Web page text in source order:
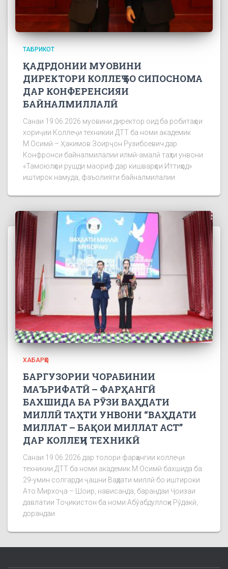
ТАБРИКОТ
ҚАДРДОНИИ МУОВИНИ
ДИРЕКТОРИ КОЛЛЕҶ БО СИПОСНОМА
ДАР КОНФЕРЕНСИЯИ
БАЙНАЛМИЛЛАЛӢ
Санаи 19.06.2026 муовини директор оид ба робитаҳои
хориҷии Коллеҷи техникии ДТТ ба номи академик
М.Осимӣ – Ҳакимов Зоирҷон Рузибоевич дар
Конфронси байналмилалии илмӣ-амалӣ таҳти унвони
«Тамоюлҳои рушди маориф дар кишварҳои Иттиҳод»
иштирок намуда, фаъолияти байналмилалии
ХАБАРҲО
БАРГУЗОРИИ ЧОРАБИНИИ
МАЪРИФАТӢ – ФАРҲАНГӢ
БАХШИДА БА РӮЗИ ВАҲДАТИ
МИЛЛӢ ТАҲТИ УНВОНИ “ВАҲДАТИ
МИЛЛАТ – БАҚОИ МИЛЛАТ АСТ”
ДАР КОЛЛЕҶИ ТЕХНИКӢ
Санаи 19.06.2026 дар толори фарҳангии коллеҷи
техникии ДТТ ба номи академик М.Осимӣ бахшида ба
29-умин солгарди ҷашни Ваҳдати миллӣ бо иштироки
Ато Мирхоҷа – Шоир, нависанда, барандаи Ҷоизаи
давлатии Тоҷикистон ба номи Абӯабдуллоҳи Рӯдакӣ,
дорандаи